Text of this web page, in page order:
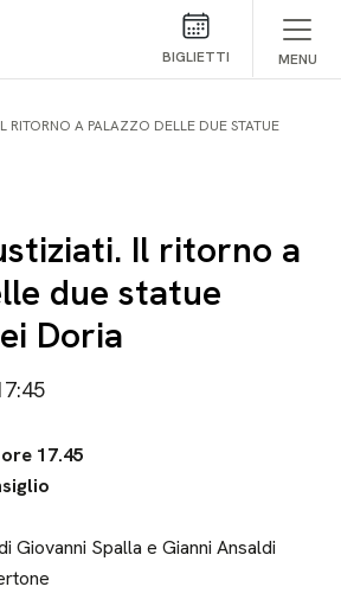
BIGLIETTI MENU
RITORNO A PALAZZO DELLE DUE STATUE
Il ritorno a
due statue
Doria
17.45
Giovanni Spalla e Gianni Ansaldi